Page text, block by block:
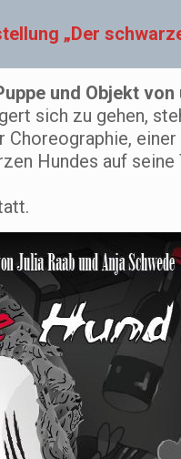
„Der
und Objekt
sich zu gehen,
Hundes auf